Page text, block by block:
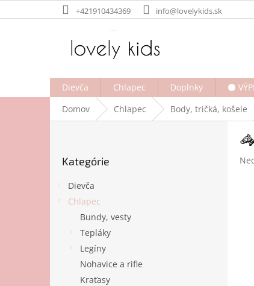
na
+421910434369 info@lovelykids.sk
Dievča Chlapec Doplnky ⚫
Domov
Chlapec Body, tričká, košele
kategórie
Kategórie
Dievča
Chlapec
Bundy, vesty
Tepláky
Legíny
Nohavice a rifle
Kraťasy